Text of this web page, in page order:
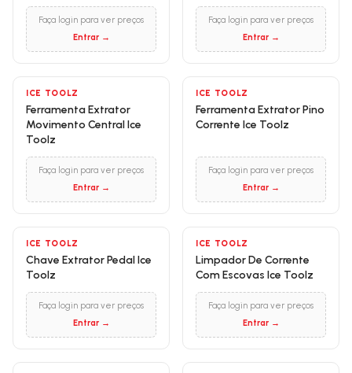
Faça login para ver preços
Entrar →
Faça login para ver preços
Entrar →
ICE TOOLZ
Ferramenta Extrator
Movimento Central Ice
Toolz
Faça login para ver preços
Entrar →
ICE TOOLZ
Ferramenta Extrator Pino
Corrente Ice Toolz
Faça login para ver preços
Entrar →
ICE TOOLZ
Chave Extrator Pedal Ice
Toolz
Faça login para ver preços
Entrar →
ICE TOOLZ
Limpador De Corrente
Com Escovas Ice Toolz
Faça login para ver preços
Entrar →